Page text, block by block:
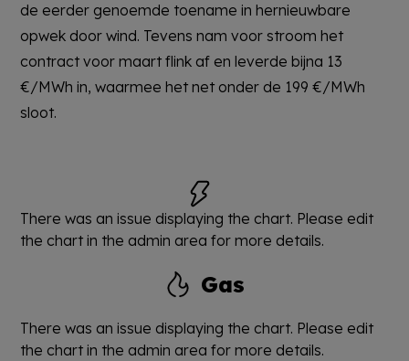
de eerder genoemde toename in hernieuwbare
opwek door wind. Tevens nam voor stroom het
contract voor maart flink af en leverde bijna 13
€/MWh in, waarmee het net onder de 199 €/MWh
sloot.
There was an issue displaying the chart. Please edit
the chart in the admin area for more details.
Gas
There was an issue displaying the chart. Please edit
the chart in the admin area for more details.